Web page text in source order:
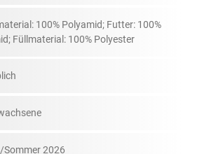
100% Polyamid; Futter: 100%
Füllmaterial: 100% Polyester
Sommer 2026